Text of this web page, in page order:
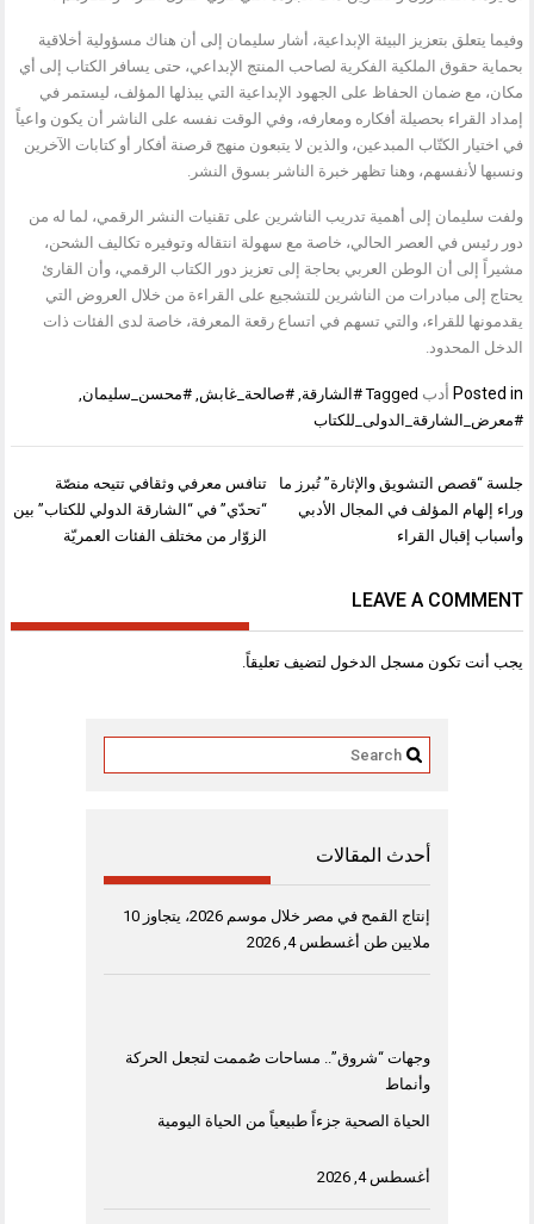
وفيما يتعلق بتعزيز البيئة الإبداعية، أشار سليمان إلى أن هناك مسؤولية أخلاقية
بحماية حقوق الملكية الفكرية لصاحب المنتج الإبداعي، حتى يسافر الكتاب إلى أي
مكان، مع ضمان الحفاظ على الجهود الإبداعية التي يبذلها المؤلف، ليستمر في
إمداد القراء بحصيلة أفكاره ومعارفه، وفي الوقت نفسه على الناشر أن يكون واعياً
في اختيار الكتّاب المبدعين، والذين لا يتبعون منهج قرصنة أفكار أو كتابات الآخرين
ونسبها لأنفسهم، وهنا تظهر خبرة الناشر بسوق النشر.
ولفت سليمان إلى أهمية تدريب الناشرين على تقنيات النشر الرقمي، لما له من
دور رئيس في العصر الحالي، خاصة مع سهولة انتقاله وتوفيره تكاليف الشحن،
مشيراً إلى أن الوطن العربي بحاجة إلى تعزيز دور الكتاب الرقمي، وأن القارئ
يحتاج إلى مبادرات من الناشرين للتشجيع على القراءة من خلال العروض التي
يقدمونها للقراء، والتي تسهم في اتساع رقعة المعرفة، خاصة لدى الفئات ذات
الدخل المحدود.
Posted in أدب Tagged #الشارقة,#صالحة_غابش,#محسن_سليمان,
#معرض_الشارقة_الدولى_للكتاب
تصفّح
المقالات
تنافس معرفي وثقافي تتيحه منصّة
“تحدّي” في “الشارقة الدولي للكتاب” بين
الزوّار من مختلف الفئات العمريّة
جلسة “قصص التشويق والإثارة” تُبرز ما
وراء إلهام المؤلف في المجال الأدبي
وأسباب إقبال القراء
LEAVE A COMMENT
يجب أنت تكون مسجل الدخول لتضيف تعليقاً.
أحدث المقالات
إنتاج القمح في مصر خلال موسم 2026، يتجاوز 10
ملايين طن أغسطس 4, 2026
وجهات “شروق”.. مساحات صُممت لتجعل الحركة
وأنماط
الحياة الصحية جزءاً طبيعياً من الحياة اليومية
أغسطس 4, 2026